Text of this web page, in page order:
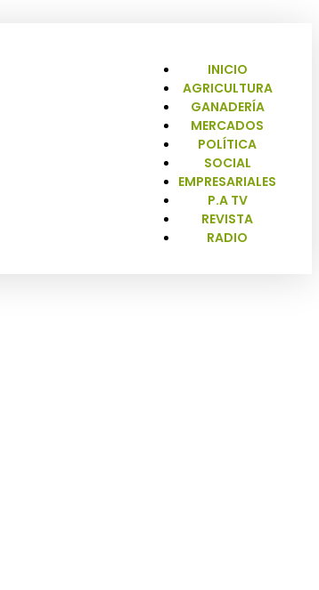
INICIO
AGRICULTURA
GANADERÍA
MERCADOS
POLÍTICA
SOCIAL
EMPRESARIALES
P.A TV
REVISTA
RADIO